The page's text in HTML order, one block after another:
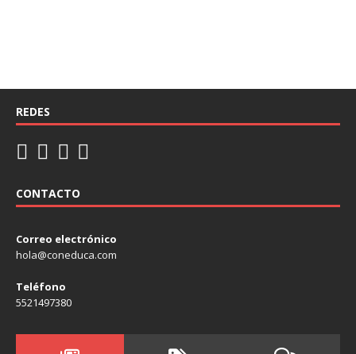
REDES
CONTACTO
Correo electrónico
hola@coneduca.com
Teléfono
5521497380